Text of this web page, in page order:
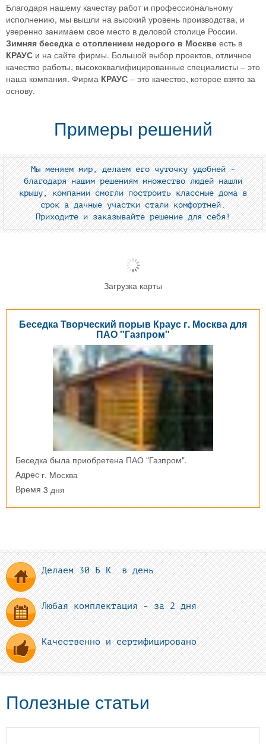
Благодаря нашему качеству работ и профессиональному
исполнению, мы вышли на высокий уровень производства, и
уверенно занимаем свое место в деловой столице России.
Зимняя беседка с отоплением недорого в Москве есть в
КРАУС и на сайте фирмы. Большой выбор проектов, отличное
качество работы, высококвалифицированные специалисты – это
наша компания. Фирма КРАУС – это качество, которое взято за
основу.
Примеры решений
Мы меняем мир, делаем его чуточку удобней -
благодаря нашим решениям множество людей нашли
крышу, компании смогли построить классные дома в
срок а дачные участки стали комфортней.
Приходите и заказывайте решение для себя!
Загрузка карты
Беседка Творческий порыв Краус г. Москва для
ПАО "Газпром"
Беседка была приобретена ПАО "Газпром".
Адрес г. Москва
Время 3 дня
Делаем 30 Б.К. в день
Любая комплектация - за 2 дня
Качественно и сертифицировано
Полезные статьи